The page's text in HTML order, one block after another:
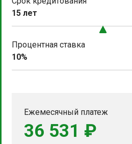
15 лет
Процентная ставка
10%
Ежемесячный платеж
36 531 ₽